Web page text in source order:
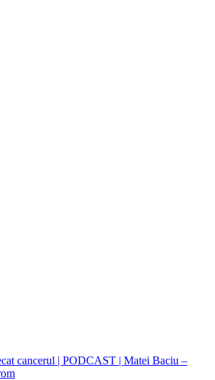
cancerul | PODCAST | Matei Baciu –